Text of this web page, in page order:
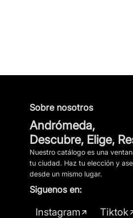
Sobre nosotros
Andrómeda,
Descubre, Elige,
Nuestro catálogo es una
tu ciudad. Haz tu elección y
desde un mismo lugar.
Siguenos en:
Instagram Tiktok